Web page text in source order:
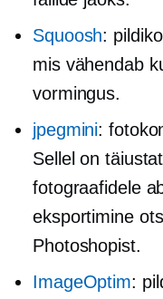
Squoosh:
mis vähendab
vormingus.
jpegmini:
Sellel on
fotograafidele
eksportimine
Photoshopist.
ImageOptim: